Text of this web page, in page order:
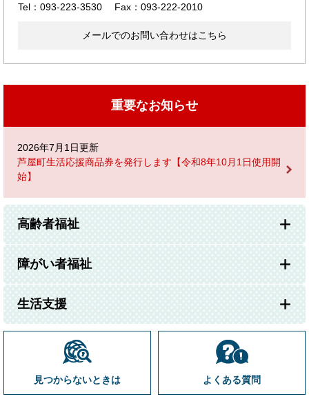
Tel：093-223-3530
Fax：093-222-2010
メールでのお問い合わせはこちら
重要なお知らせ
2026年7月1日更新
芦屋町生活応援商品券を発行します【令和8年10月1日使用開
始】
高齢者福祉
障がい者福祉
生活支援
見つからないときは よくある質問